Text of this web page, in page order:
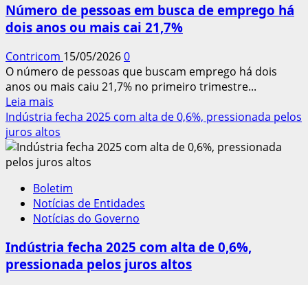
média
de
horas
semanais
Número de pessoas em busca de emprego há
dois anos ou mais cai 21,7%
Contricom 15/05/20260
O número de pessoas que buscam emprego há dois
anos ou mais caiu 21,7% no primeiro trimestre...
Leia mais
mais
sobre
Número
de
em
busca
de
há
dois
Indústria fecha 2025 com alta de 0,6%, pressionada pelos
juros altos
Boletim
Notícias de Entidades
Notícias do Governo
Indústria fecha 2025 com alta de 0,6%,
pressionada pelos juros altos